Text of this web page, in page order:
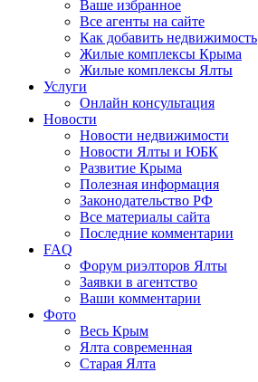
Ваше избранное
Все агенты на сайте
Как добавить недвижимость
Жилые комплексы Крыма
Жилые комплексы Ялты
Услуги
Онлайн консультация
Новости
Новости недвижимости
Новости Ялты и ЮБК
Развитие Крыма
Полезная информация
Законодательство РФ
Все материалы сайта
Последние комментарии
FAQ
Форум риэлторов Ялты
Заявки в агентство
Ваши комментарии
Фото
Весь Крым
Ялта современная
Старая Ялта